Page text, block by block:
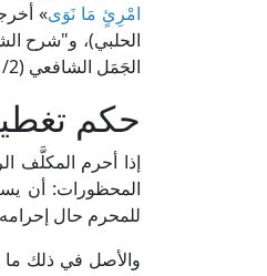
امْرِئٍ مَا نَوَى
الجَمَل الشافعي (2/ 407، ط. دار الفكر)، و"الروض المربع" لأبي السعادات البهوتي الحنبلي (ص: 285، ط. دار المؤيد).
حكم
إذا أحرم المكلَّف
المحظورات: أن
للمحرم حال
والأصل في ذلك ما